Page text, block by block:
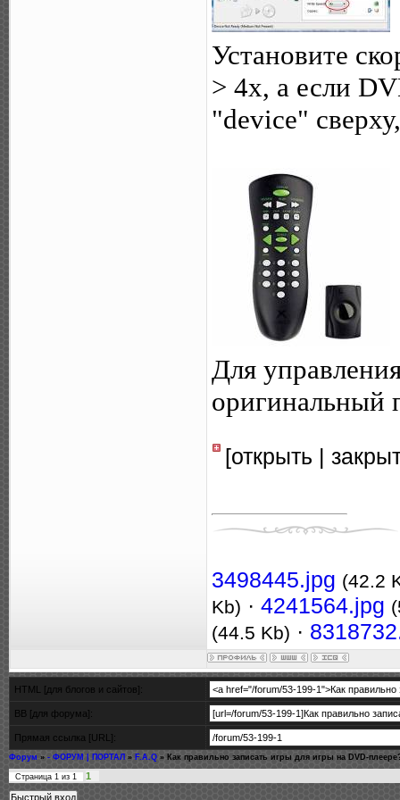
Установите
> 4х, а если
"device"
Для
оригинальный
[открыть |
3498445.jpg (42.2
Kb) · 4241564.jpg
(44.5 Kb) ·
HTML [для блогов и сайтов]:
BB [для форума]:
Прямая ссылка [URL]:
Форум » - ФОРУМ | ПОРТАЛ » F.A.Q » Как правильно записать игры для игры на DVD-
Страница 1 из 1 1